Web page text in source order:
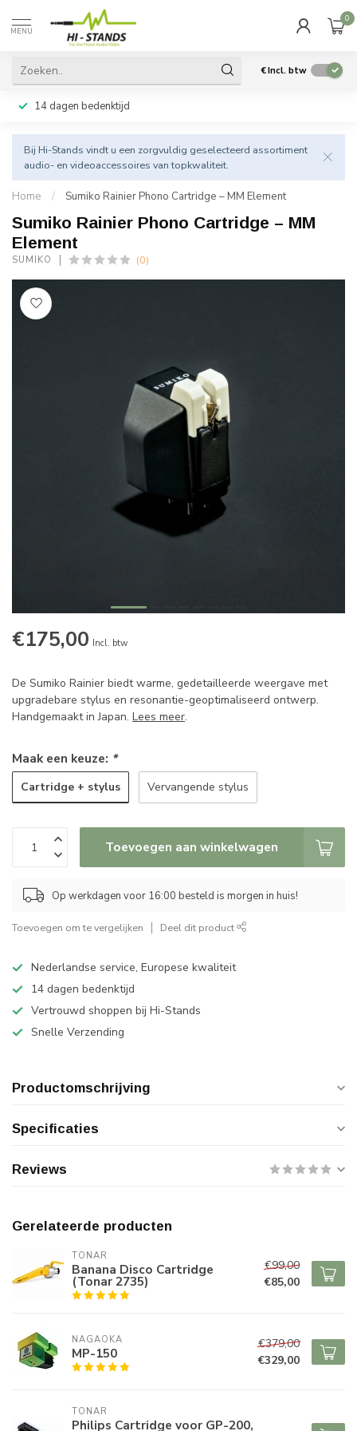
MENU
0
€Incl. btw
14 dagen bedenktijd
Bij Hi-Stands vindt u een zorgvuldig geselecteerd assortiment
audio- en videoaccessoires van topkwaliteit.
Home / Sumiko Rainier Phono Cartridge – MM Element
Sumiko Rainier Phono Cartridge – MM
Element
SUMIKO (0)
€175,00 Incl. btw
De Sumiko Rainier biedt warme, gedetailleerde weergave met
upgradebare stylus en resonantie-geoptimaliseerd ontwerp.
Handgemaakt in Japan. Lees meer.
Maak een keuze: *
Cartridge + stylus Vervangende stylus
Toevoegen aan winkelwagen
Op werkdagen voor 16:00 besteld is morgen in huis!
Toevoegen om te vergelijken Deel dit product
Nederlandse service, Europese kwaliteit
14 dagen bedenktijd
Vertrouwd shoppen bij Hi-Stands
Snelle Verzending
Productomschrijving
Specificaties
Reviews
Gerelateerde producten
TONAR
Banana Disco Cartridge
(Tonar 2735)
€99,00
€85,00
NAGAOKA
MP-150
€379,00
€329,00
TONAR
Philips Cartridge voor GP-200,